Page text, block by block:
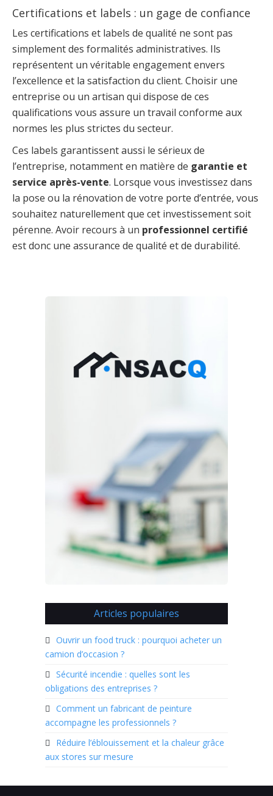
Certifications et labels : un gage de confiance
Les certifications et labels de qualité ne sont pas
simplement des formalités administratives. Ils
représentent un véritable engagement envers
l’excellence et la satisfaction du client. Choisir une
entreprise ou un artisan qui dispose de ces
qualifications vous assure un travail conforme aux
normes les plus strictes du secteur.
Ces labels garantissent aussi le sérieux de
l’entreprise, notamment en matière de garantie et
service après-vente. Lorsque vous investissez dans
la pose ou la rénovation de votre porte d’entrée, vous
souhaitez naturellement que cet investissement soit
pérenne. Avoir recours à un professionnel certifié
est donc une assurance de qualité et de durabilité.
Articles populaires
Ouvrir un food truck : pourquoi acheter un
camion d’occasion ?
Sécurité incendie : quelles sont les
obligations des entreprises ?
Comment un fabricant de peinture
accompagne les professionnels ?
Réduire l’éblouissement et la chaleur grâce
aux stores sur mesure